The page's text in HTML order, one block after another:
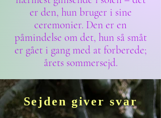
er den, hun bruger i sine
ceremonier. Den er en
påmindelse om det, hun så småt
er gået i gang med at forberede;
årets sommersejd.
Sejden giver svar